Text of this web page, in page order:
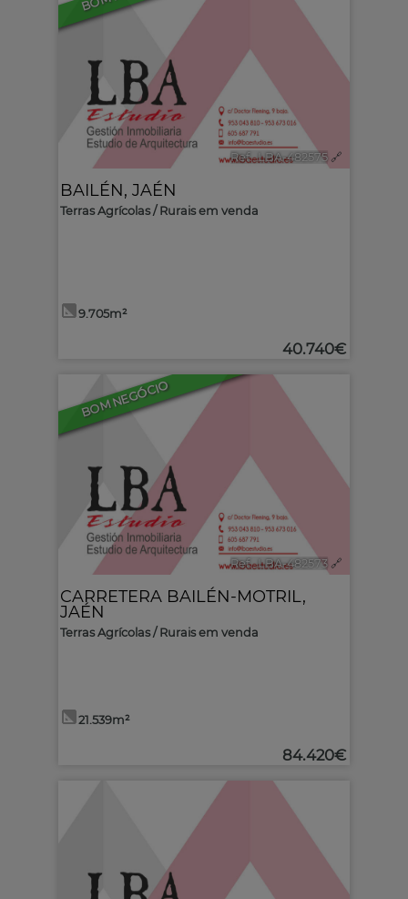
Ref.. LBA-482575 🔗
BAILÉN, JAÉN
Terras Agrícolas / Rurais em venda
9.705m²
40.740€
BOM NEGÓCIO
Ref.. LBA-482573 🔗
CARRETERA BAILÉN-MOTRIL ,
JAÉN
Terras Agrícolas / Rurais em venda
21.539m²
84.420€